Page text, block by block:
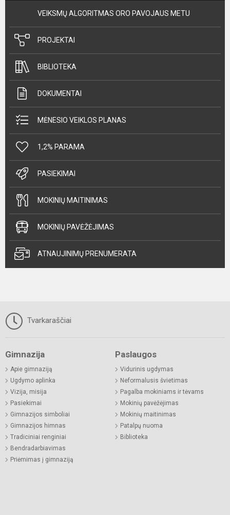
VEIKSMŲ ALGORITMAS ORO PAVOJAUS METU
PROJEKTAI
BIBLIOTEKA
DOKUMENTAI
MĖNESIO VEIKLOS PLANAS
1,2% PARAMA
PASIEKIMAI
MOKINIŲ MAITINIMAS
MOKINIŲ PAVĖŽĖJIMAS
ATNAUJINIMŲ PRENUMERATA
Tvarkaraščiai
Gimnazija
Apie gimnaziją
Ugdymo aplinka
Vizija, misija
Pasiekimai
Gimnazijos simboliai
Gimnazijos himnas
Tradiciniai renginiai
Bendradarbiavimas
Priėmimas į gimnaziją
Paslaugos
Vidurinis ugdymas
Neformalusis švietimas
Pagalba mokiniams ir tėvams
Mokinių pavėžėjimas
Mokinių maitinimas
Patalpų nuoma
Biblioteka